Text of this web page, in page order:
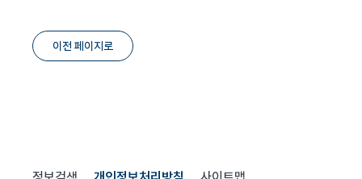
이전 페이지로